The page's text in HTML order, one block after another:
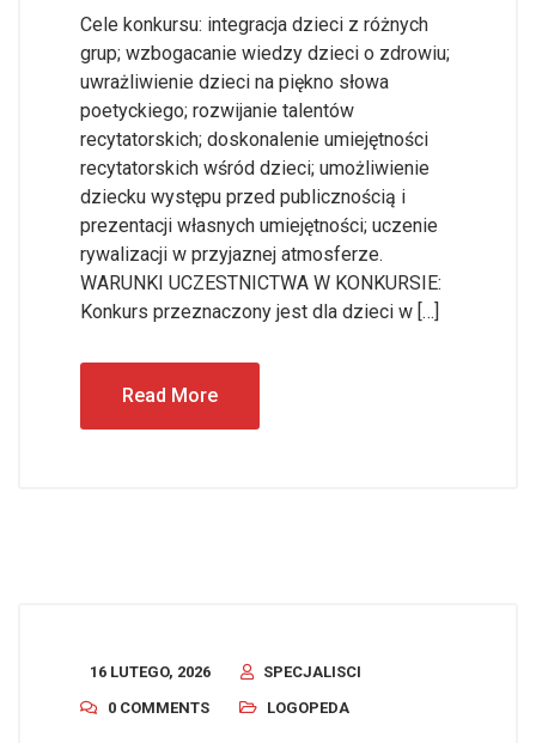
Cele konkursu: integracja dzieci z różnych
grup; wzbogacanie wiedzy dzieci o zdrowiu;
uwrażliwienie dzieci na piękno słowa
poetyckiego; rozwijanie talentów
recytatorskich; doskonalenie umiejętności
recytatorskich wśród dzieci; umożliwienie
dziecku występu przed publicznością i
prezentacji własnych umiejętności; uczenie
rywalizacji w przyjaznej atmosferze.
WARUNKI UCZESTNICTWA W KONKURSIE:
Konkurs przeznaczony jest dla dzieci w […]
Read More
16 LUTEGO, 2026
SPECJALISCI
0 COMMENTS
LOGOPEDA